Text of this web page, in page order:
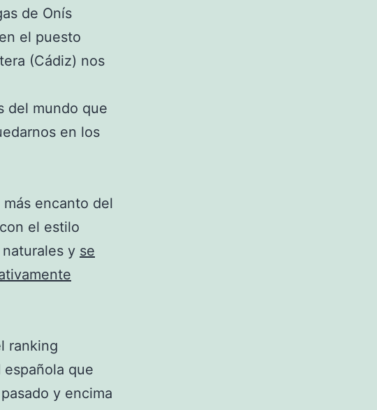
de Onís
el puesto
(Cádiz) nos
del mundo que
en los
encanto del
el estilo
y se
ranking
que
y encima